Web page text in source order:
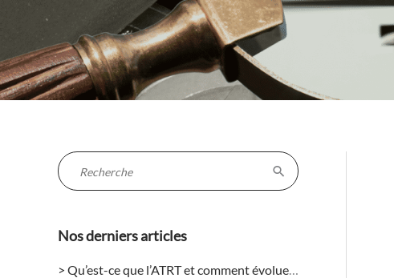
R
h
Nos derniers articles
Qu’est-ce que l’ATRT et comment évolue-t-il en 2026 pour les entreprises ?